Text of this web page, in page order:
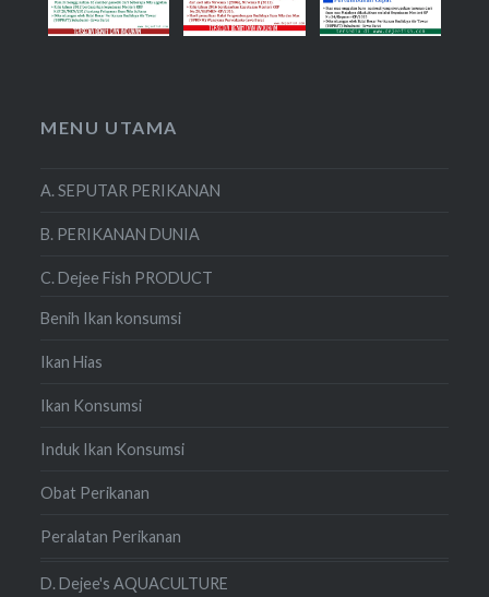
MENU UTAMA
A. SEPUTAR PERIKANAN
B. PERIKANAN DUNIA
C. Dejee Fish PRODUCT
Benih Ikan konsumsi
Ikan Hias
Ikan Konsumsi
Induk Ikan Konsumsi
Obat Perikanan
Peralatan Perikanan
D. Dejee's AQUACULTURE